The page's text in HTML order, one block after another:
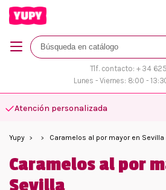
Tlf. contacto: + 34
Lunes - Viernes: 8:00 -
Atención personalizada
Yupy Caramelos al por mayor en Sevilla
Caramelos al por